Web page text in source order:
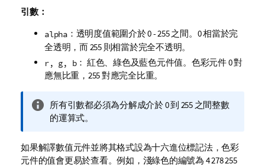
引數：
alpha：透明度值範圍介於 0 - 255 之間。0 相當於完
全透明，而 255 則相當於完全不透明。
r, g, b： 紅色、綠色及藍色元件值。色彩元件 0 對
應無比重，255 對應完全比重。
資
訊
註
所有引數都必須為分解成介於 0 到 255 之間整數
的運算式。
如果解譯數值元件並將其格式設為十六進位標記法，色彩
元件的值會更易於查看。例如，淺綠色的編號為 4 278 255